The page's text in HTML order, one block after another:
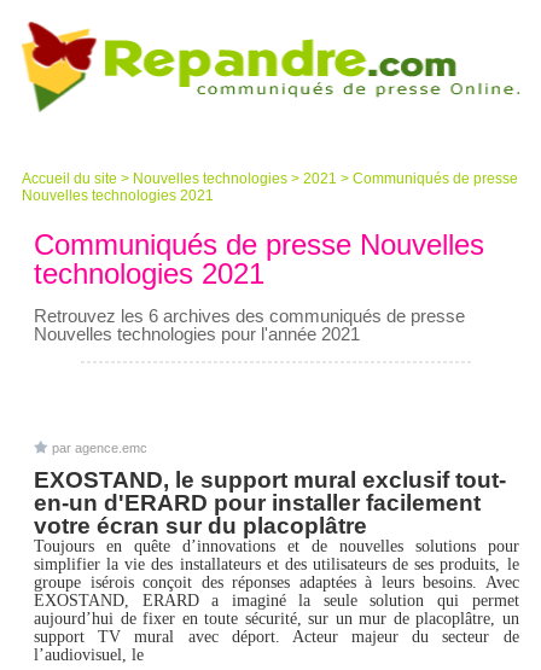
Accueil du site > Nouvelles technologies > 2021 > Communiqués de presse
Nouvelles technologies 2021
Communiqués de presse Nouvelles
technologies 2021
Retrouvez les 6 archives des communiqués de presse
Nouvelles technologies pour l'année 2021
par agence.emc
EXOSTAND, le support mural exclusif tout-
en-un d'ERARD pour installer facilement
votre écran sur du placoplâtre
Toujours en quête d’innovations et de nouvelles solutions pour
simplifier la vie des installateurs et des utilisateurs de ses produits, le
groupe isérois conçoit des réponses adaptées à leurs besoins. Avec
EXOSTAND, ERARD a imaginé la seule solution qui permet
aujourd’hui de fixer en toute sécurité, sur un mur de placoplâtre, un
support TV mural avec déport. Acteur majeur du secteur de
l’audiovisuel, le